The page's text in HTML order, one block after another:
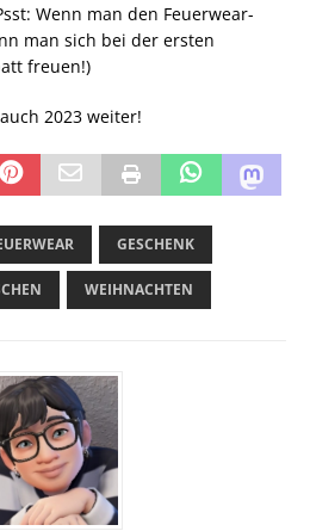
Wenn man den Feuerwear-
man sich bei der ersten
freuen!)
2023 weiter!
GESCHENK
WEIHNACHTEN